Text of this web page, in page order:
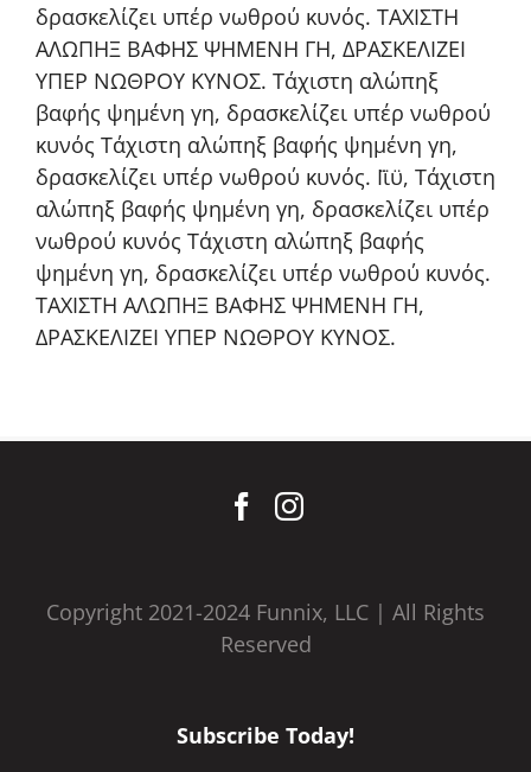
δρασκελίζει υπέρ νωθρού κυνός. ΤΑΧΙΣΤΗ
ΑΛΩΠΗΞ ΒΑΦΗΣ ΨΗΜΕΝΗ ΓΗ, ΔΡΑΣΚΕΛΙΖΕΙ
ΥΠΕΡ ΝΩΘΡΟΥ ΚΥΝΟΣ. Τάχιστη αλώπηξ
βαφής ψημένη γη, δρασκελίζει υπέρ νωθρού
κυνός Τάχιστη αλώπηξ βαφής ψημένη γη,
δρασκελίζει υπέρ νωθρού κυνός. Ϊϊϋ, Τάχιστη
αλώπηξ βαφής ψημένη γη, δρασκελίζει υπέρ
νωθρού κυνός Τάχιστη αλώπηξ βαφής
ψημένη γη, δρασκελίζει υπέρ νωθρού κυνός.
ΤΑΧΙΣΤΗ ΑΛΩΠΗΞ ΒΑΦΗΣ ΨΗΜΕΝΗ ΓΗ,
ΔΡΑΣΚΕΛΙΖΕΙ ΥΠΕΡ ΝΩΘΡΟΥ ΚΥΝΟΣ.
Copyright 2021-2024 Funnix, LLC | All Rights
Reserved
Subscribe Today!